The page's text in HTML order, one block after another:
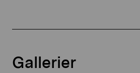
Gallerier